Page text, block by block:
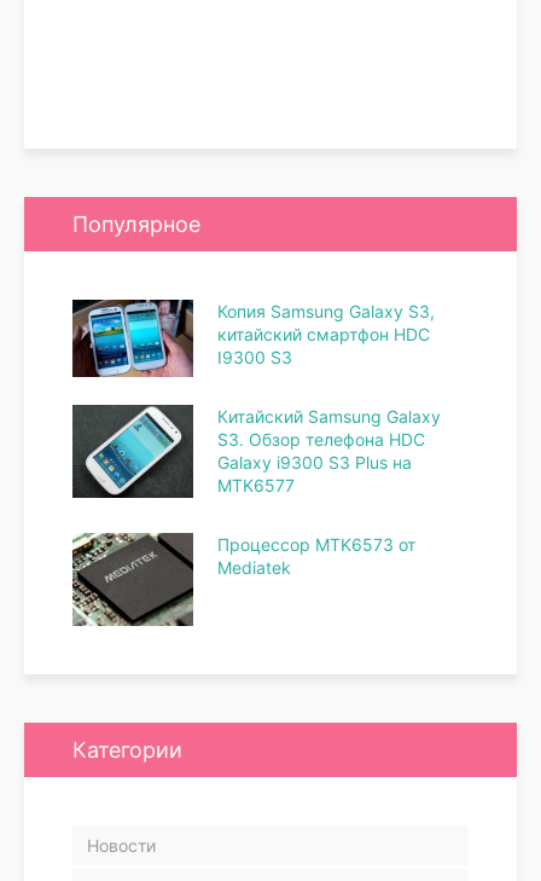
Популярное
Копия Samsung Galaxy S3,
китайский смартфон HDC
I9300 S3
Китайский Samsung Galaxy
S3. Обзор телефона HDC
Galaxy i9300 S3 Plus на
MTK6577
Процессор MTK6573 от
Mediatek
Категории
Новости